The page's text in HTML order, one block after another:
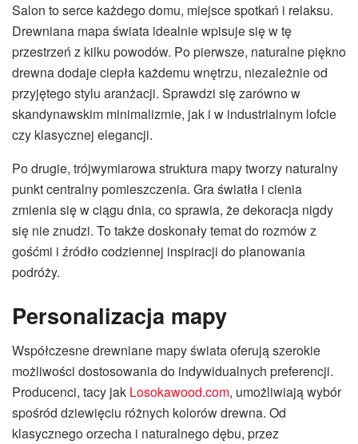
Salon to serce każdego domu, miejsce spotkań i relaksu.
Drewniana mapa świata idealnie wpisuje się w tę
przestrzeń z kilku powodów. Po pierwsze, naturalne piękno
drewna dodaje ciepła każdemu wnętrzu, niezależnie od
przyjętego stylu aranżacji. Sprawdzi się zarówno w
skandynawskim minimalizmie, jak i w industrialnym lofcie
czy klasycznej elegancji.
Po drugie, trójwymiarowa struktura mapy tworzy naturalny
punkt centralny pomieszczenia. Gra światła i cienia
zmienia się w ciągu dnia, co sprawia, że dekoracja nigdy
się nie znudzi. To także doskonały temat do rozmów z
gośćmi i źródło codziennej inspiracji do planowania
podróży.
Personalizacja mapy
Współczesne drewniane mapy świata oferują szerokie
możliwości dostosowania do indywidualnych preferencji.
Producenci, tacy jak Losokawood.com, umożliwiają wybór
spośród dziewięciu różnych kolorów drewna. Od
klasycznego orzecha i naturalnego dębu, przez